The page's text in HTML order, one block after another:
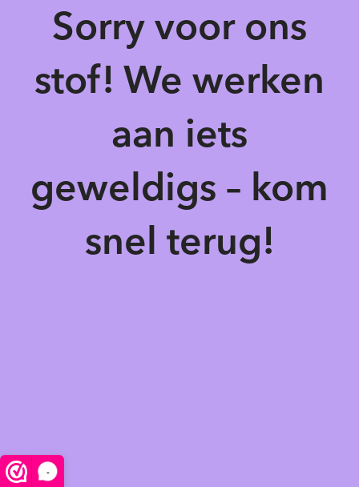
-
Sorry voor ons
stof! We werken
aan iets
geweldigs – kom
snel terug!